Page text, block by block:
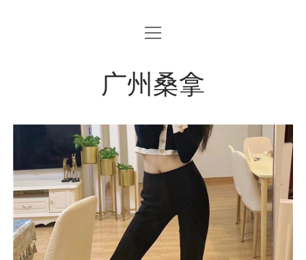
open
menu
广州桑拿